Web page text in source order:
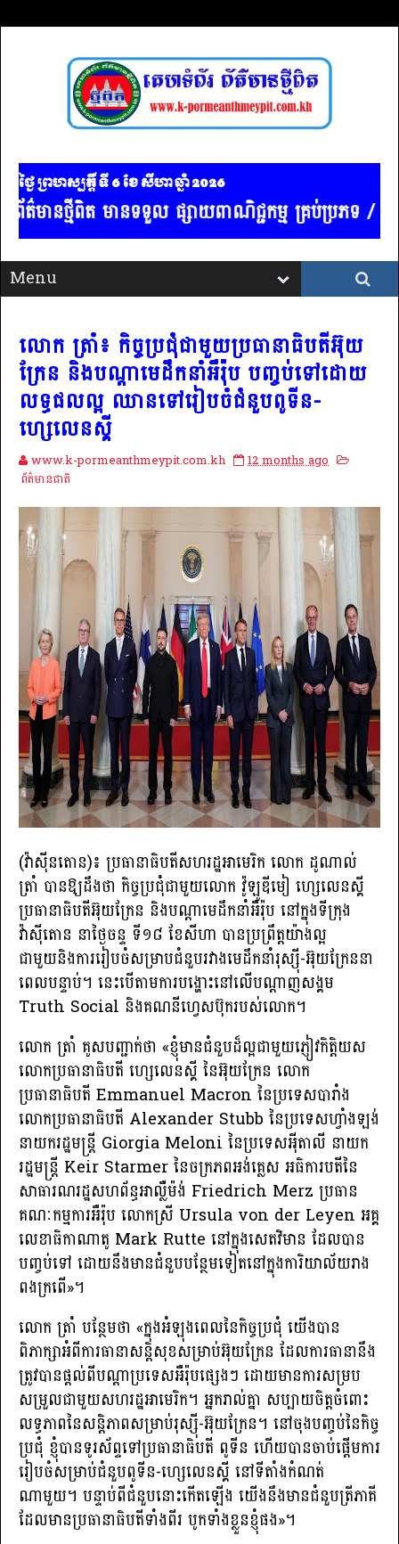
ថ្ងៃ ព្រហស្បត្ដិ៍ ទី 6​ ខែ សីហា ឆ្នាំ 2026
មានថ្មីពិត មានទទួល ផ្សាយពាណិជ្ជកម្ម គ្រប់ប្រភទ /
លោក ត្រាំ៖ កិច្ចប្រជុំជាមួយប្រធានាធិបតីអ៊ុយ
ក្រែន និងបណ្តាមេដឹកនាំអឺរ៉ុប បញ្ចប់ទៅដោយ
លទ្ធផលល្អ ឈានទៅរៀបចំជំនួបពូទីន-
ហ្សេលេនស្គី
www.k-pormeanthmeypit.com.kh
12 months ago
ព័ត៌មានជាតិ
(វ៉ាស៉ីនតោន)៖ ប្រធានាធិបតីសហរដ្ឋអាមេរិក លោក ដូណាល់
ត្រាំ បានឱ្យដឹងថា កិច្ចប្រជុំជាមួយលោក វ៉ូឡូឌីមៀ ហ្សេលេនស្គី
ប្រធានាធិបតីអ៊ុយក្រែន និងបណ្តាមេដឹកនាំអឺរ៉ុប នៅក្នុងទីក្រុង
វ៉ាស៉ីតោន នាថ្ងៃចន្ទ ទី១៨ ខែសីហា បានប្រព្រឹត្តយ៉ាងល្អ​
ជាមួយនិងការរៀបចំសម្រាបជំនួបរវាងមេដឹកនាំរុស្ស៉ី-អ៊ុយក្រែននា
ពេលបន្ទាប់។ នេះបេីតាមការបង្ហោះនៅលេីបណ្តាញសង្គម
Truth Social និងគណនីហ្វេសប៊ុករបស់លោក។
លោក ត្រាំ គូសបញ្ជាក់ថា «ខ្ញុំមានជំនួបដ៏ល្អជាមួយភ្ញៀវកិត្តិយស
លោកប្រធានាធិបតី ហ្សេលេនស្គី នៃអ៊ុយក្រែន លោក
ប្រធានាធិបតី Emmanuel Macron នៃប្រទេសបារាំង
លោកប្រធានាធិបតី Alexander Stubb នៃប្រទេសហ្វាំងឡង់
នាយករដ្ឋមន្រ្តី Giorgia Meloni នៃប្រទេសអ៉ីតាលី នាយក
រដ្ឋមន្រ្តី Keir Starmer នៃចក្រភពអង់គ្លេស អធិការបតីនៃ
សាធារណរដ្ឋសហព័ន្ធអាល្លឺម៉ង់ Friedrich Merz ប្រធាន
គណៈកម្មការអឺរ៉ុប លោកស្រី​ Ursula von der Leyen អគ្គ
លេខាធិកាណាតូ Mark Rutte នៅក្នុងសេតវិមាន ដែលបាន
បញ្ចប់ទៅ ដោយនឹងមានជំនួបបន្ថែមទៀតនៅក្នុងការិយាល័យរាង
ពងក្រពេី»។
លោក ត្រាំ បន្ថែមថា «ក្នុងអំឡុងពេលនៃកិច្ចប្រជុំ​ យើងបាន
ពិភាក្សាអំពីការធានាសន្តិសុខសម្រាប់អ៊ុយក្រែន ដែលការធានានឹង
ត្រូវបានផ្តល់ពីបណ្តាប្រទេសអឺរ៉ុបផ្សេងៗ ដោយមានការសម្រប
សម្រួលជាមួយសហរដ្ឋអាមេរិក។ អ្នករាល់គ្នា សប្បាយចិត្តចំពោះ
លទ្ធភាពនៃសន្តិភាពសម្រាប់រុស្ស៉ី-អ៊ុយក្រែន។ នៅចុងបញ្ចប់នៃកិច្ច
ប្រជុំ ខ្ញុំបានទូរស័ព្ទទៅប្រធានាធិបតី ពូទីន ហើយបានចាប់ផ្តើមការ
រៀបចំសម្រាប់ជំនួបពូទីន-ហ្សេលេនស្គី នៅទីតាំងកំណត់
ណាមួយ។ បន្ទាប់ពីជំនួបនោះកើតឡើង យើងនឹងមានជំនួបត្រីភាគី
ដែលមានប្រធានាធិបតីទាំងពីរ បូកទាំងខ្លួនខ្ញុំផង»។